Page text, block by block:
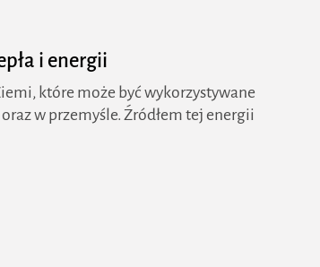
i energii
które może być wykorzystywane
w przemyśle. Źródłem tej energii